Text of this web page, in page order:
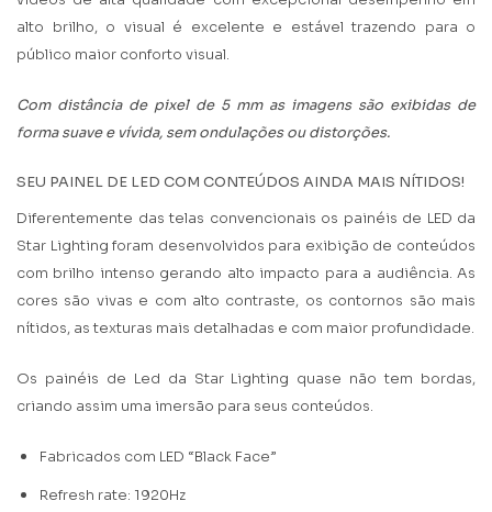
alto brilho, o visual é excelente e estável trazendo para o
público maior conforto visual.
Com distância de pixel de 5 mm as imagens são exibidas de
forma suave e vívida, sem ondulações ou distorções.
SEU PAINEL DE LED COM CONTEÚDOS AINDA MAIS NÍTIDOS!
Diferentemente das telas convencionais os painéis de LED da
Star Lighting foram desenvolvidos para exibição de conteúdos
com brilho intenso gerando alto impacto para a audiência. As
cores são vivas e com alto contraste, os contornos são mais
nítidos, as texturas mais detalhadas e com maior profundidade.
Os painéis de Led da Star Lighting quase não tem bordas,
criando assim uma imersão para seus conteúdos.
Fabricados com LED “Black Face”
Refresh rate: 1920Hz